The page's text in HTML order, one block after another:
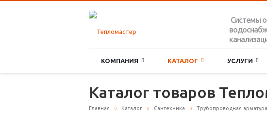
Системы
КОМПАНИЯ КАТАЛОГ УСЛУГИ
Каталог товаров
Главная Каталог Сантехника Трубопроводная арматура